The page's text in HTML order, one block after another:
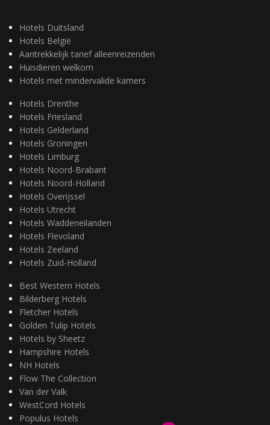
Hotels Duitsland
Hotels België
Aantrekkelijk tarief alleenreizenden
Huisdieren welkom
Hotels met mindervalide kamers
Hotels Drenthe
Hotels Friesland
Hotels Gelderland
Hotels Groningen
Hotels Limburg
Hotels Noord-Brabant
Hotels Noord-Holland
Hotels Overijssel
Hotels Utrecht
Hotels Waddeneilanden
Hotels Flevoland
Hotels Zeeland
Hotels Zuid-Holland
Best Western Hotels
Bilderberg Hotels
Fletcher Hotels
Golden Tulip Hotels
Hotels by Sheetz
Hampshire Hotels
NH Hotels
Flow The Collection
Van der Valk
WestCord Hotels
Populus Hotels